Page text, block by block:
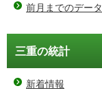
前月までのデータ
三重の統計
新着情報